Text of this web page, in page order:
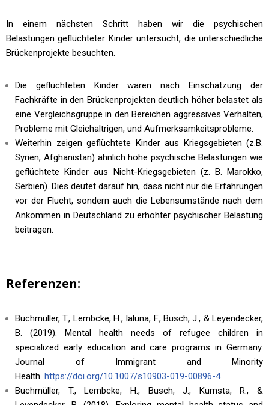
In einem nächsten Schritt haben wir die psychischen
Belastungen geflüchteter Kinder untersucht, die unterschiedliche
Brückenprojekte besuchten.
Die geflüchteten Kinder waren nach Einschätzung der
Fachkräfte in den Brückenprojekten deutlich höher belastet als
eine Vergleichsgruppe in den Bereichen aggressives Verhalten,
Probleme mit Gleichaltrigen, und Aufmerksamkeitsprobleme.
Weiterhin zeigen geflüchtete Kinder aus Kriegsgebieten (z.B.
Syrien, Afghanistan) ähnlich hohe psychische Belastungen wie
geflüchtete Kinder aus Nicht-Kriegsgebieten (z. B. Marokko,
Serbien). Dies deutet darauf hin, dass nicht nur die Erfahrungen
vor der Flucht, sondern auch die Lebensumstände nach dem
Ankommen in Deutschland zu erhöhter psychischer Belastung
beitragen.
Referenzen:
Buchmüller, T., Lembcke, H., Ialuna, F., Busch, J., & Leyendecker,
B. (2019). Mental health needs of refugee children in
specialized early education and care programs in Germany.
Journal of Immigrant and Minority
Health. https://doi.org/10.1007/s10903-019-00896-4
Buchmüller, T., Lembcke, H., Busch, J., Kumsta, R., &